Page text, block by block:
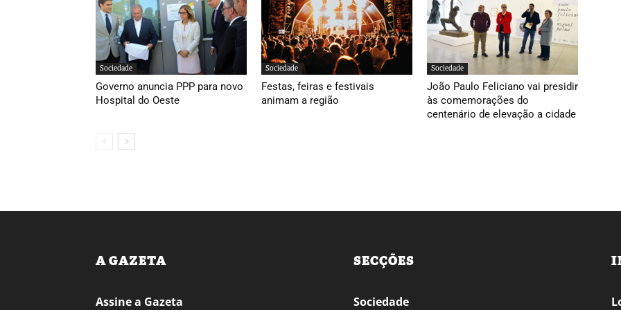
Sociedade
Governo anuncia PPP para novo
Hospital do Oeste
Sociedade
Festas, feiras e festivais
animam a região
Sociedade
João Paulo Feliciano vai presidir
às comemorações do
centenário de elevação a cidade
A GAZETA
Assine a Gazeta
SECÇÕES
Sociedade